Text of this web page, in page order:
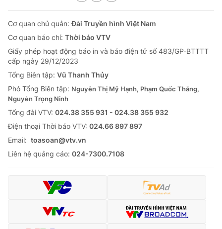
Cơ quan chủ quản:Đài Truyền hình Việt Nam
Cơ quan báo chí: Thời báo VTV
Giấy phép hoạt động báo in và báo điện tử số 483/GP-BTTTT
cấp ngày 29/12/2023
Tổng Biên tập: Vũ Thanh Thủy
Phó Tổng Biên tập: Nguyễn Thị Mỹ Hạnh, Phạm Quốc Thắng,
Nguyễn Trọng Ninh
Tổng đài VTV: 024.38 355 931 - 024.38 355 932
Ðiện thoại Thời báo VTV: 024.66 897 897
Email: toasoan@vtv.vn
Liên hệ quảng cáo: 024-7300.7108